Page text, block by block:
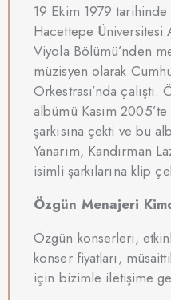
19 Ekim 1979
Hacettepe Üniversitesi
Viyola Bölümü’nden
müzisyen olarak
Orkestrası’nda çalıştı.
albümü Kasım
şarkısına çekti ve bu
Yanarım, Kandırman
isimli şarkılarına klip
Özgün Menajeri
Özgün konserleri,
konser fiyatları,
için bizimle iletişime